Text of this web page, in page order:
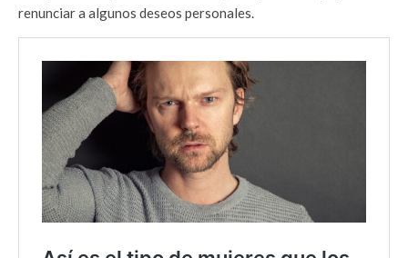
renunciar a algunos deseos personales.